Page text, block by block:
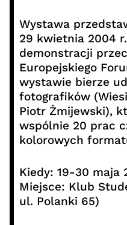
Wystawa
29 kwietnia 2004
demonstracji
Europejskiego
wystawie bierze
fotografików
Piotr Żmijewski),
wspólnie 20 prac
kolorowych
Kiedy: 19-30 maja
Miejsce: Klub
ul. Polanki 65)